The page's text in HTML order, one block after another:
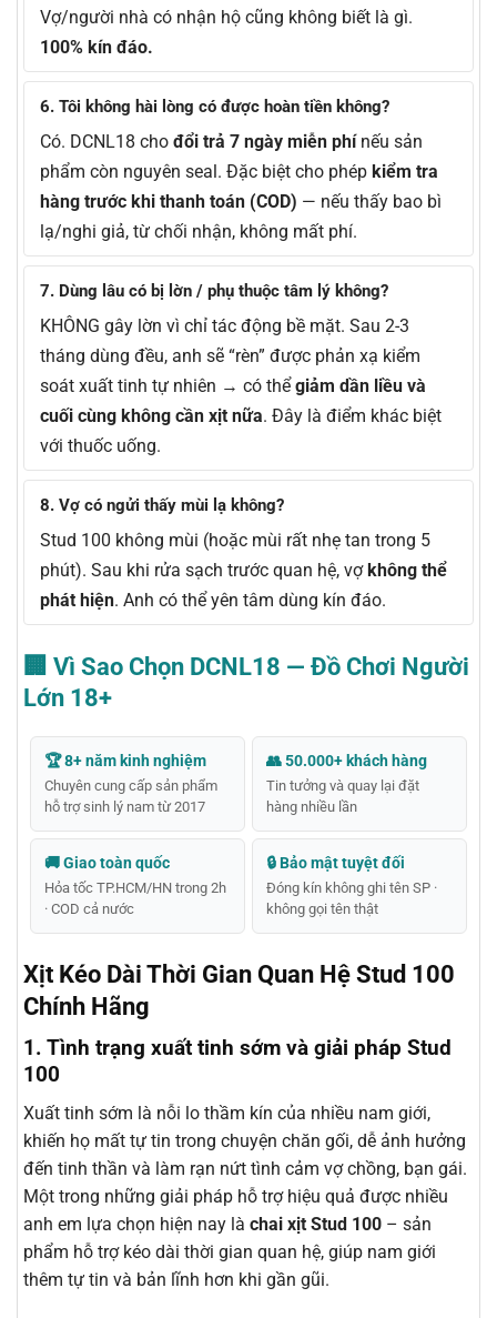
Vợ/người nhà có nhận hộ cũng không biết là gì.
100% kín đáo.
6. Tôi không hài lòng có được hoàn tiền không?
Có. DCNL18 cho đổi trả 7 ngày miễn phínếu sản
phẩm còn nguyên seal. Đặc biệt cho phép kiểm tra
hàng trước khi thanh toán (COD) — nếu thấy bao bì
lạ/nghi giả, từ chối nhận, không mất phí.
7. Dùng lâu có bị lờn / phụ thuộc tâm lý không?
KHÔNG gây lờn vì chỉ tác động bề mặt. Sau 2-3
tháng dùng đều, anh sẽ “rèn” được phản xạ kiểm
soát xuất tinh tự nhiên → có thể giảm dần liều và
cuối cùng không cần xịt nữa. Đây là điểm khác biệt
với thuốc uống.
8. Vợ có ngửi thấy mùi lạ không?
Stud 100 không mùi (hoặc mùi rất nhẹ tan trong 5
phút). Sau khi rửa sạch trước quan hệ, vợ không thể
phát hiện. Anh có thể yên tâm dùng kín đáo.
🏢 Vì Sao Chọn DCNL18 — Đồ Chơi Người
Lớn 18+
🏆 8+ năm kinh nghiệm
Chuyên cung cấp sản phẩm
hỗ trợ sinh lý nam từ 2017
👥 50.000+ khách hàng
Tin tưởng và quay lại đặt
hàng nhiều lần
🚚 Giao toàn quốc
Hỏa tốc TP.HCM/HN trong 2h
· COD cả nước
🔒 Bảo mật tuyệt đối
Đóng kín không ghi tên SP ·
không gọi tên thật
Xịt Kéo Dài Thời Gian Quan Hệ Stud 100
Chính Hãng
1. Tình trạng xuất tinh sớm và giải pháp Stud
100
Xuất tinh sớm là nỗi lo thầm kín của nhiều nam giới,
khiến họ mất tự tin trong chuyện chăn gối, dễ ảnh hưởng
đến tinh thần và làm rạn nứt tình cảm vợ chồng, bạn gái.
Một trong những giải pháp hỗ trợ hiệu quả được nhiều
anh em lựa chọn hiện nay là chai xịt Stud 100 – sản
phẩm hỗ trợ kéo dài thời gian quan hệ, giúp nam giới
thêm tự tin và bản lĩnh hơn khi gần gũi.